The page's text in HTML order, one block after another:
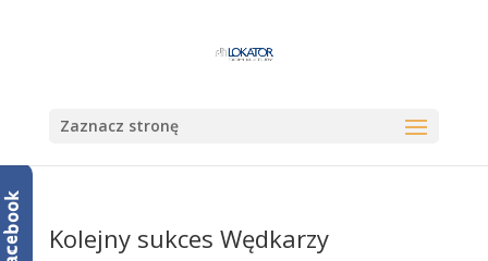
Zaznacz stronę
Kolejny sukces Wędkarzy